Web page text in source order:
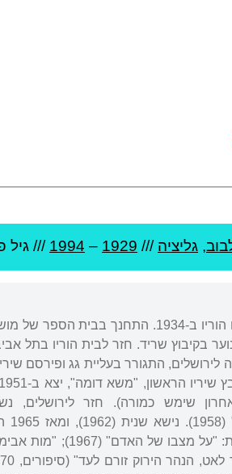
, גליציה ///
1929
–
1994 /// גיל
נולד בלמברג, פולין, ועלה ארצה עם
נוער בקיבוץ שריד. חזר לבית הוריו
כלב מת" (1945). ב-1947 עלה לירושלים, התגורר